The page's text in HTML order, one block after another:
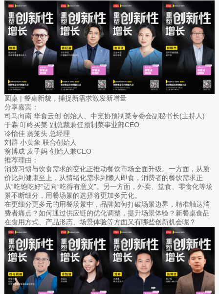
圆桌 | 餐桌新貌，捕捉新需求激发新增量
分享嘉宾：
司马向南 华食云创 创始人、中烹协预制菜专委会副秘书长(主持人)
于淼 叮咚买菜 副总裁兼任预制菜事业部CEO
冷怡佳 蒸笼头 总经理
刘群 小黄象 联合创始人
翁博成 麦子妈 创始人兼CEO
推荐理由：
消费习惯与饮食需求的变化正推动餐饮市场全面升级。一方面，从质
价比到健康至上，从情绪化需求到懒人即食，消费者的餐饮需求正
从“吃饱吃好”迈向“吃得有意义”。另一方面，外卖、堂食、零食化等场
景不断细分，用餐场景的选择将更加多元化。
在更细分更多元的用餐场景中，品牌如何打破场景边界，精准触达消
费者痛点？如何通过供应链的优化调整，提升场景体验？新餐桌食品
在食用方式、产品形态、场景体验等方面又有哪些创新机会呢？